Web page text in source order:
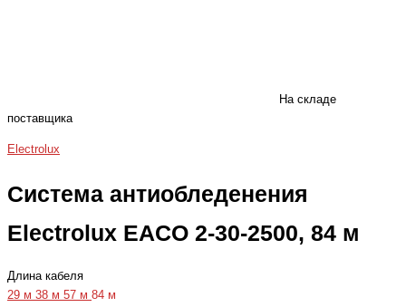
На складе
поставщика
Electrolux
Система антиобледенения
Electrolux EACO 2-30-2500, 84 м
Длина кабеля
29 м 38 м 57 м 84 м